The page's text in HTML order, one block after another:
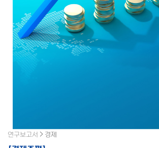
연구보고서 경제